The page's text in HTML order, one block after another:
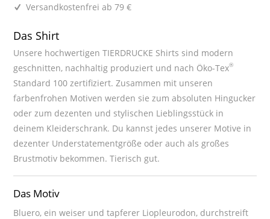
Versandkostenfrei ab 79 €
Das Shirt
Unsere hochwertigen TIERDRUCKE Shirts sind modern
geschnitten, nachhaltig produziert und nach Öko-Tex®
Standard 100 zertifiziert. Zusammen mit unseren
farbenfrohen Motiven werden sie zum absoluten Hingucker
oder zum dezenten und stylischen Lieblingsstück in
deinem Kleiderschrank. Du kannst jedes unserer Motive in
dezenter Understatementgröße oder auch als großes
Brustmotiv bekommen. Tierisch gut.
Das Motiv
Bluero, ein weiser und tapferer Liopleurodon, durchstreift